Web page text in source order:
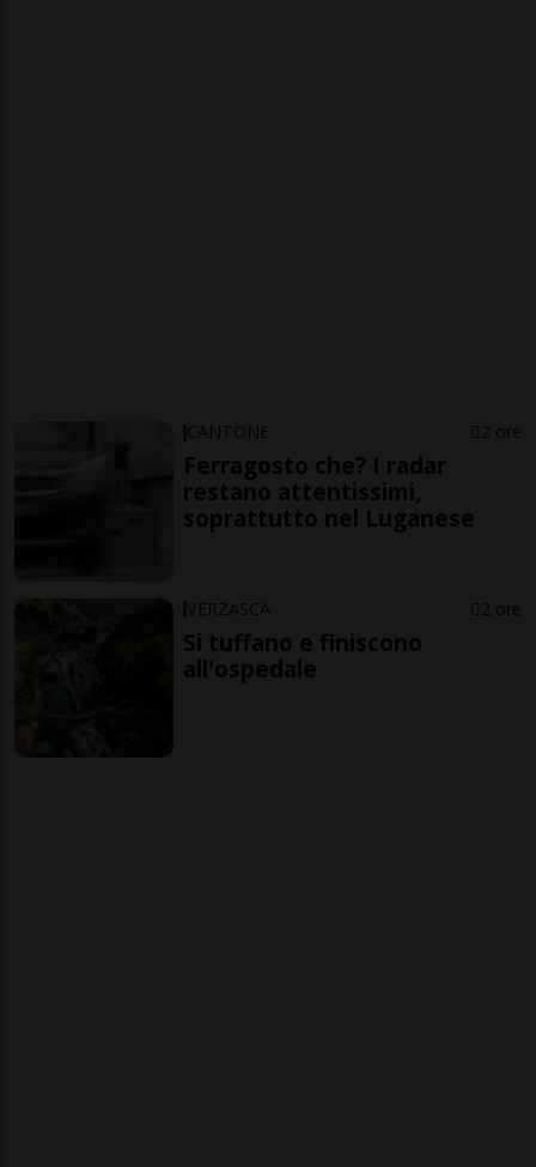
CANTONE 2 ore
Ferragosto che? I radar
restano attentissimi,
soprattutto nel Luganese
VERZASCA 2 ore
Si tuffano e finiscono
all'ospedale